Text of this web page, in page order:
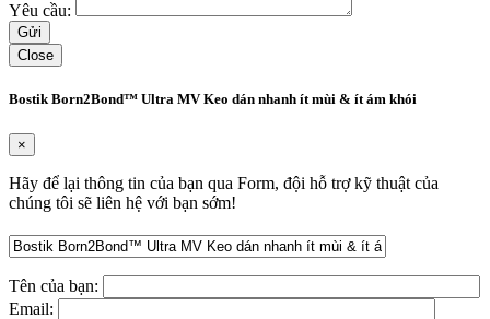
Yêu cầu:
Close
Bostik Born2Bond™ Ultra MV Keo dán nhanh ít mùi & ít ám khói
×
Hãy để lại thông tin của bạn qua Form, đội hỗ trợ kỹ thuật của
chúng tôi sẽ liên hệ với bạn sớm!
Tên của bạn:
Email: